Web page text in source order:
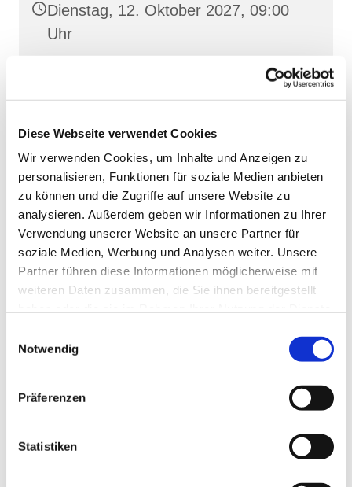
Diese Webseite verwendet Cookies
Wir verwenden Cookies, um Inhalte und Anzeigen zu
personalisieren, Funktionen für soziale Medien anbieten
zu können und die Zugriffe auf unsere Website zu
analysieren. Außerdem geben wir Informationen zu Ihrer
Verwendung unserer Website an unsere Partner für
soziale Medien, Werbung und Analysen weiter. Unsere
Partner führen diese Informationen möglicherweise mit
weiteren Daten zusammen, die Sie ihnen bereitgestellt
Notwendig
Präferenzen
Statistiken
Dienstag, 12. Oktober 2027, 09:00
Uhr
St. Josef, Stralsund, Jungfernstieg
3A, 18437 Stralsund